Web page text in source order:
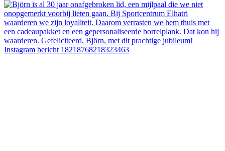
Instagram bericht 18218768218323463